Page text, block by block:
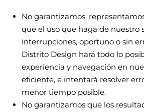
No garantizamos,
que el uso que haga de nuestro
interrupciones, oportuno o sin
Distrito Design hará todo lo
experiencia y navegación en
eficiente, e intentará resolver
menor tiempo posible.
No garantizamos que los